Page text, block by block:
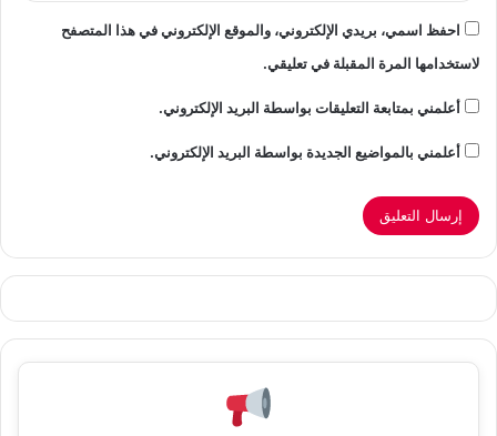
احفظ اسمي، بريدي الإلكتروني، والموقع الإلكتروني في هذا المتصفح
لاستخدامها المرة المقبلة في تعليقي.
أعلمني بمتابعة التعليقات بواسطة البريد الإلكتروني.
أعلمني بالمواضيع الجديدة بواسطة البريد الإلكتروني.